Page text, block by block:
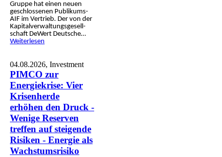
Gruppe hat einen neuen
geschlos­senen Publi­kums-
AIF im Vertrieb. Der von der
Kapital­ver­waltungs­gesell­
schaft DeWert Deutsche…
Weiterlesen
04.08.2026, Investment
PIMCO zur
Energiekrise: Vier
Krisenherde
erhöhen den Druck -
Wenige Reserven
treffen auf steigende
Risiken - Energie als
Wachstumsrisiko